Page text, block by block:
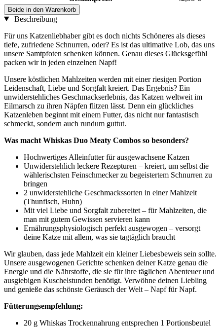
Beide in den Warenkorb
Beschreibung
Für uns Katzenliebhaber gibt es doch nichts Schöneres als dieses
tiefe, zufriedene Schnurren, oder? Es ist das ultimative Lob, das uns
unsere Samtpfoten schenken können. Genau dieses Glücksgefühl
packen wir in jeden einzelnen Napf!
Unsere köstlichen Mahlzeiten werden mit einer riesigen Portion
Leidenschaft, Liebe und Sorgfalt kreiert. Das Ergebnis? Ein
unwiderstehliches Geschmackserlebnis, das Katzen weltweit im
Eilmarsch zu ihren Näpfen flitzen lässt. Denn ein glückliches
Katzenleben beginnt mit einem Futter, das nicht nur fantastisch
schmeckt, sondern auch rundum guttut.
Was macht Whiskas Duo Meaty Combos so besonders?
Hochwertiges Alleinfutter für ausgewachsene Katzen
Unwiderstehlich leckere Rezepturen – kreiert, um selbst die
wählerischsten Feinschmecker zu begeistertem Schnurren zu
bringen
2 unwiderstehliche Geschmackssorten in einer Mahlzeit
(Thunfisch, Huhn)
Mit viel Liebe und Sorgfalt zubereitet – für Mahlzeiten, die
man mit gutem Gewissen servieren kann
Ernährungsphysiologisch perfekt ausgewogen – versorgt
deine Katze mit allem, was sie tagtäglich braucht
Wir glauben, dass jede Mahlzeit ein kleiner Liebesbeweis sein sollte.
Unsere ausgewogenen Gerichte schenken deiner Katze genau die
Energie und die Nährstoffe, die sie für ihre täglichen Abenteuer und
ausgiebigen Kuschelstunden benötigt. Verwöhne deinen Liebling
und genieße das schönste Geräusch der Welt – Napf für Napf.
Fütterungsempfehlung:
20 g Whiskas Trockennahrung entsprechen 1 Portionsbeutel